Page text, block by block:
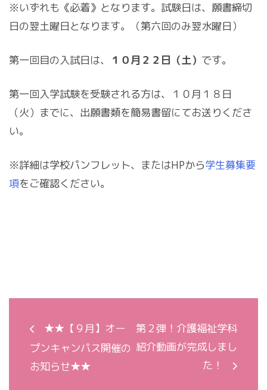
※いずれも《必着》となります。試験日は、願書締切
日の翌土曜日となります。（第六回のみ翌水曜日）
第一回目の入試日は、 １０月２２日（土） です。
第一回入学試験を受験される方は、１０月１８日
（火）までに、出願書類を簡易書留にてお送りくださ
い。
※詳細は学校パンフレット、またはHPから学生募集要
項をご確認ください。
★★【９月】オー
プンキャンパス開催の
お知らせ★★
第２弾！介護福祉学科
紹介動画が完成しまし
た！